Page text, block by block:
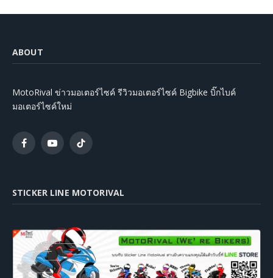
ABOUT
MotoRival ข่าวมอเตอร์ไซค์ รีวิวมอเตอร์ไซค์ Bigbike บิ๊กไบค์
มอเตอร์ไซค์ใหม่
FacebookYouTubeTikTok
STICKER LINE MOTORIVAL